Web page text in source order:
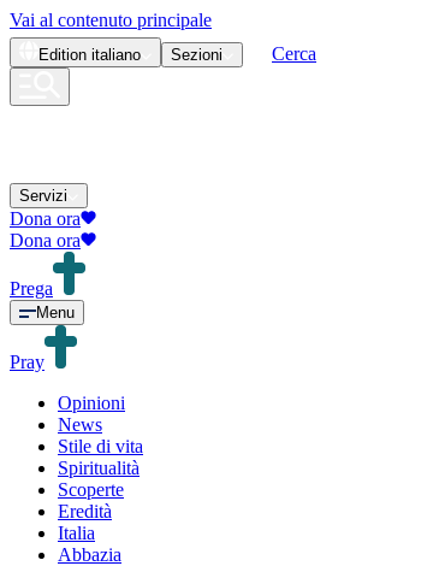
Vai al contenuto principale
Edition italiano Sezioni Cerca
Servizi
Dona ora
Dona ora
Prega
Menu
Pray
Opinioni
News
Stile di vita
Spiritualità
Scoperte
Eredità
Italia
Abbazia